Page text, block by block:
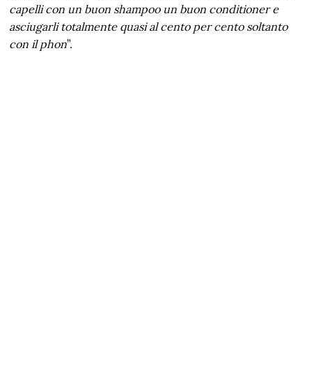
capelli con un buon shampoo un buon conditioner e
asciugarli totalmente quasi al cento per cento soltanto
con il phon”.